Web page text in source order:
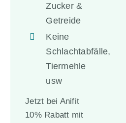
Zucker &
Getreide
Keine
Schlachtabfälle,
Tiermehle
usw
Jetzt bei Anifit
10% Rabatt mit